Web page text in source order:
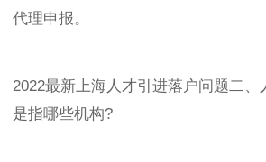
代理申报。
2022最新上海人才引进落户问题二、
是指哪些机构?